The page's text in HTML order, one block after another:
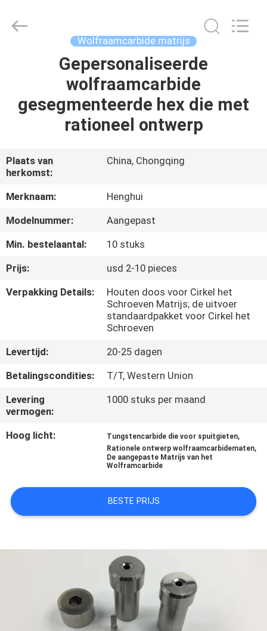
PRODUCTEN
ONGEVEER
ONS
FABRIEKSREIS
KWALITEITSCONTROLE
CONTACTEER
NIEUWS
VERZOEK
OM EEN
SITEMAP
Limited.
Wolfraamcarbide matrijs
Gepersonaliseerde
wolfraamcarbide
gesegmenteerde hex die met
rationeel ontwerp
Plaats van
herkomst:
China, Chongqing
Merknaam:
Henghui
Modelnummer:
Aangepast
Min. bestelaantal:
10 stuks
Prijs:
usd 2-10 pieces
Verpakking Details:
Houten doos voor Cirkel het
Schroeven Matrijs; de uitvoer
standaardpakket voor Cirkel het
Schroeven
Levertijd:
20-25 dagen
Betalingscondities:
T/T, Western Union
Levering
vermogen:
1000 stuks per maand
Hoog licht: Tungstencarbide die voor spuitgieten,
Rationele ontwerp wolfraamcarbidematen,
De aangepaste Matrijs van het
Wolframcarbide
BESTE PRIJS